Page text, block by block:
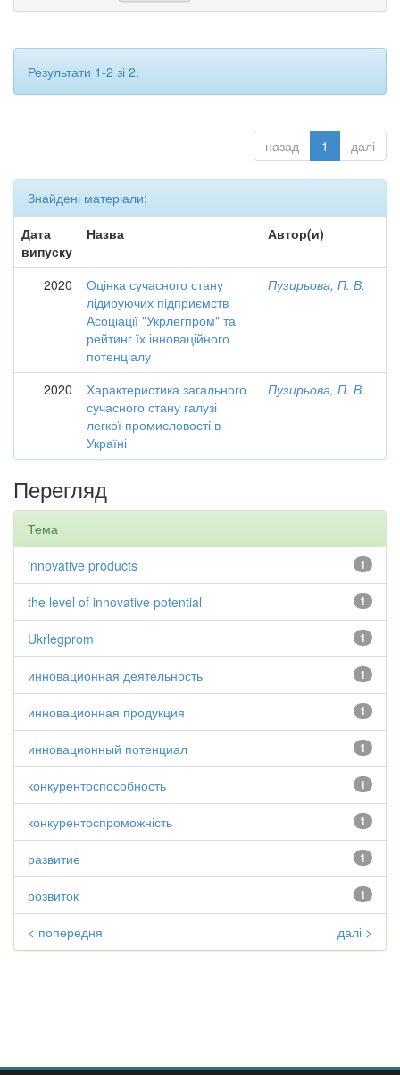
Результати 1-2 зі 2.
назад 1 далі
Знайдені матеріали:
Дата
випуску
Назва Автор(и)
2020
Оцінка сучасного стану
лідируючих підприємств
Асоціації "Укрлегпром" та
рейтинг їх інноваційного
потенціалу
Пузирьова, П. В.
2020
Характеристика загального
сучасного стану галузі
легкої промисловості в
Україні
Пузирьова, П. В.
Перегляд
Тема
1
innovative products
1
the level of innovative potential
1
Ukrlegprom
1
инновационная деятельность
1
инновационная продукция
1
инновационный потенциал
1
конкурентоспособность
1
конкурентоспроможність
1
развитие
1
розвиток
< попередня далі >